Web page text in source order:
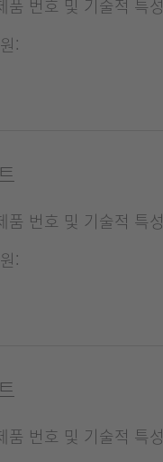
품 번호 및 기술적 특
:
품 번호 및 기술적 특
:
품 번호 및 기술적 특